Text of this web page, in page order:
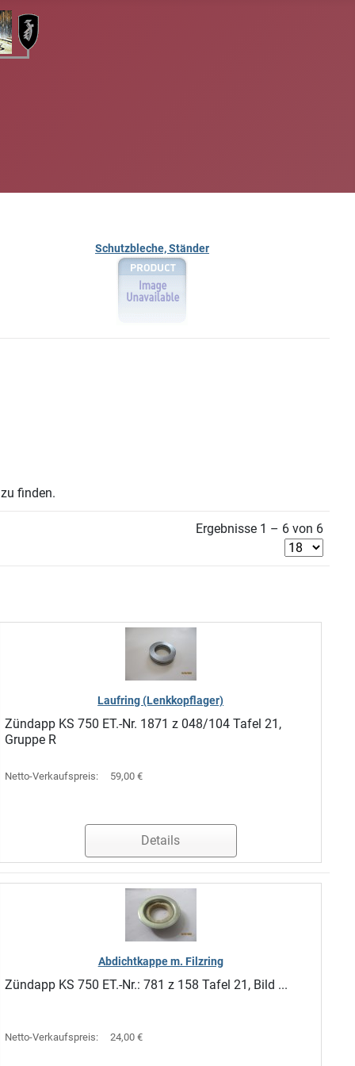
Schutzbleche, Ständer
finden.
Ergebnisse 1 – 6 von 6
Laufring (Lenkkopflager)
Zündapp KS 750 ET.-Nr. 1871 z 048/104 Tafel 21,
Gruppe R
Netto-Verkaufspreis: 59,00 €
Details
Abdichtkappe m. Filzring
Zündapp KS 750 ET.-Nr.: 781 z 158 Tafel 21, Bild ...
Netto-Verkaufspreis: 24,00 €